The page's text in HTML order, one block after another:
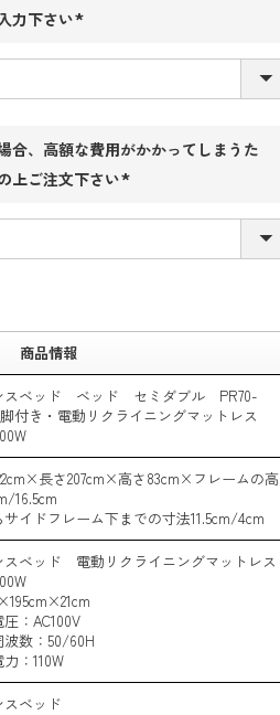
力下さい
合、高額な費用がかかってしまうた
上ご注文下さい
商品情報
スベッド ベッド セミダブル PR70-
付き・電動リクライニングマットレス
長さ207cm×高さ83cm×フレームの高
16.5cm
サイドフレーム下までの寸法11.5cm/4cm
スベッド 電動リクライニングマットレス
：AC100V
波数：50/60H
：110W
スベッド